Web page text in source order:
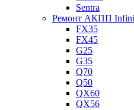
Sentra
Ремонт АКПП
FX35
FX45
G25
G35
Q70
Q50
QX60
QX56